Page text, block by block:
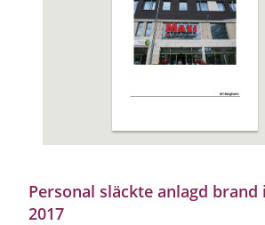
Personal släckte anlagd
2017